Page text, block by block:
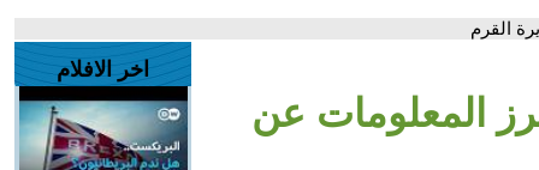
القرم
المعلومات عن
اخر الافلام